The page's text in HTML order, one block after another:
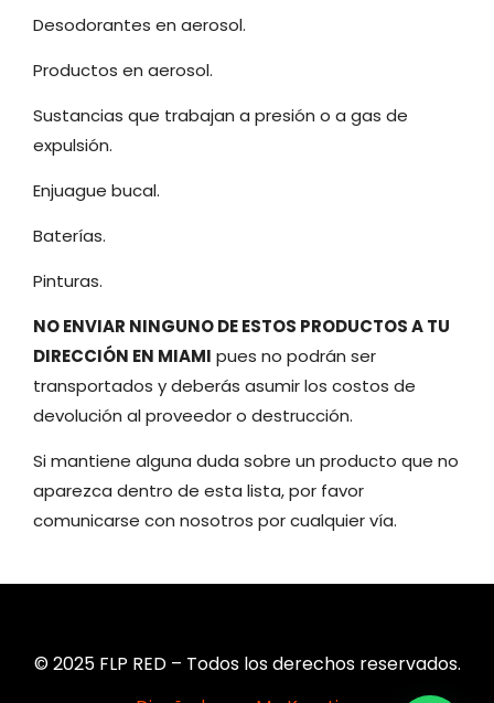
Desodorantes en aerosol.
Productos en aerosol.
Sustancias que trabajan a presión o a gas de
expulsión.
Enjuague bucal.
Baterías.
Pinturas.
NO ENVIAR NINGUNO DE ESTOS PRODUCTOS A TU
DIRECCIÓN EN MIAMI pues no podrán ser
transportados y deberás asumir los costos de
devolución al proveedor o destrucción.
Si mantiene alguna duda sobre un producto que no
aparezca dentro de esta lista, por favor
comunicarse con nosotros por cualquier vía.
© 2025 FLP RED – Todos los derechos reservados.